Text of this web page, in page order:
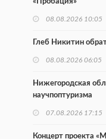
«Пробация»
08.08.2026 10:05
Глеб Никитин
08.08.2026 06:05
Нижегородская
научпоптуризма
07.08.2026 17:15
Концерт проекта